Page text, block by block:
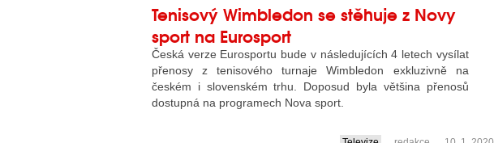
Tenisový Wimbledon se stěhuje z Novy
sport na Eurosport
Česká verze Eurosportu bude v následujících 4 letech vysílat
přenosy z tenisového turnaje Wimbledon exkluzivně na
českém i slovenském trhu. Doposud byla většina přenosů
dostupná na programech Nova sport.